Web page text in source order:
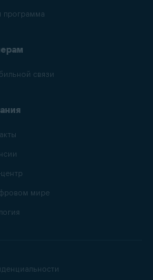
программа
связи
мире